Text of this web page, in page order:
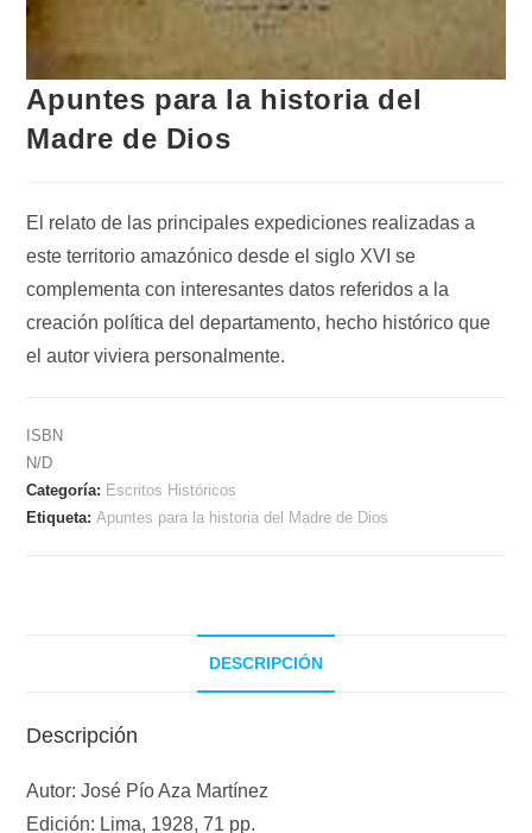
Apuntes para la historia del
Madre de Dios
El relato de las principales expediciones realizadas a
este territorio amazónico desde el siglo XVI se
complementa con interesantes datos referidos a la
creación política del departamento, hecho histórico que
el autor viviera personalmente.
ISBN
N/D
Categoría: Escritos Históricos
Etiqueta:Apuntes para la historia del Madre de Dios
DESCRIPCIÓN
Descripción
Autor: José Pío Aza Martínez
Edición: Lima, 1928, 71 pp.